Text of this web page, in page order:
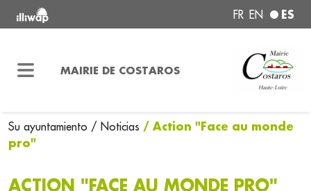
FR EN ES
MAIRIE DE COSTAROS
Su ayuntamiento / Noticias / Action "Face au monde
pro"
ACTION "FACE AU MONDE PRO"